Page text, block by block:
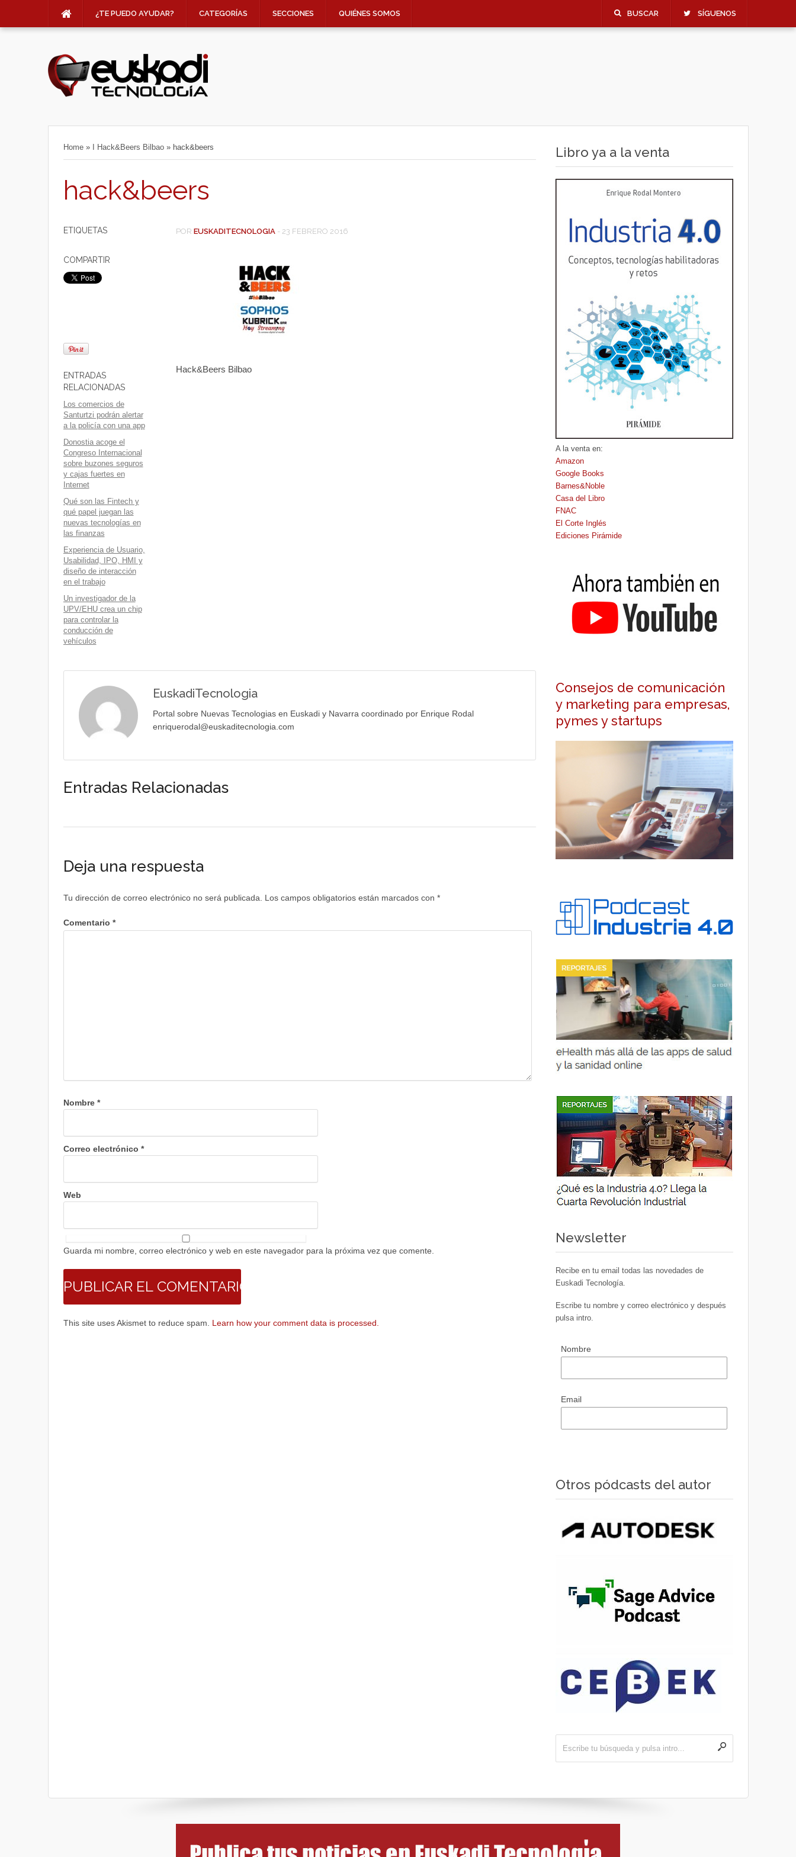
¿TE PUEDO AYUDAR? CATEGORÍAS SECCIONES QUIÉNES SOMOS BUSCAR SÍGUENOS
Home » I Hack&Beers Bilbao » hack&beers
hack&beers
ETIQUETAS
COMPARTIR
ENTRADAS
RELACIONADAS
Los comercios de
Santurtzi podrán alertar
a la policía con una app
Donostia acoge el
Congreso Internacional
sobre buzones seguros
y cajas fuertes en
Internet
Qué son las Fintech y
qué papel juegan las
nuevas tecnologías en
las finanzas
Experiencia de Usuario,
Usabilidad, IPO, HMI y
diseño de interacción
en el trabajo
Un investigador de la
UPV/EHU crea un chip
para controlar la
conducción de
vehículos
POR EUSKADITECNOLOGIA - 23 FEBRERO 2016
Hack&Beers Bilbao
EuskadiTecnologia
Portal sobre Nuevas Tecnologias en Euskadi y Navarra coordinado por Enrique Rodal
enriquerodal@euskaditecnologia.com
Entradas Relacionadas
Deja una respuesta
Tu dirección de correo electrónico no será publicada. Los campos obligatorios están marcados con *
Comentario *
Nombre *
Correo electrónico *
Web
Guarda mi nombre, correo electrónico y web en este navegador para la próxima vez que comente.
This site uses Akismet to reduce spam. Learn how your comment data is processed.
Libro ya a la venta
A la venta en:
Amazon
Google Books
Barnes&Noble
Casa del Libro
FNAC
El Corte Inglés
Ediciones Pirámide
Consejos de comunicación
y marketing para empresas,
pymes y startups
Newsletter
Recibe en tu email todas las novedades de
Euskadi Tecnología.
Escribe tu nombre y correo electrónico y después
pulsa intro.
Nombre
Email
Otros pódcasts del autor